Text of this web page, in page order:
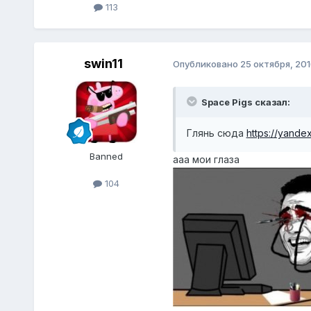
113
swin11
Banned
104
Опубликовано 25 октября,
Space Pigs сказал:
Глянь сюда https://
ааа мои глаза